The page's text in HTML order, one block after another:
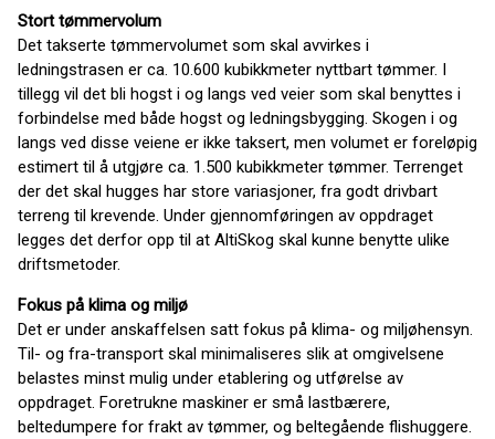
Stort tømmervolum
Det takserte tømmervolumet som skal avvirkes i
ledningstrasen er ca. 10.600 kubikkmeter nyttbart tømmer. I
tillegg vil det bli hogst i og langs ved veier som skal benyttes i
forbindelse med både hogst og ledningsbygging. Skogen i og
langs ved disse veiene er ikke taksert, men volumet er foreløpig
estimert til å utgjøre ca. 1.500 kubikkmeter tømmer. Terrenget
der det skal hugges har store variasjoner, fra godt drivbart
terreng til krevende. Under gjennomføringen av oppdraget
legges det derfor opp til at AltiSkog skal kunne benytte ulike
driftsmetoder.
Fokus på klima og miljø
Det er under anskaffelsen satt fokus på klima- og miljøhensyn.
Til- og fra-transport skal minimaliseres slik at omgivelsene
belastes minst mulig under etablering og utførelse av
oppdraget. Foretrukne maskiner er små lastbærere,
beltedumpere for frakt av tømmer, og beltegående flishuggere.